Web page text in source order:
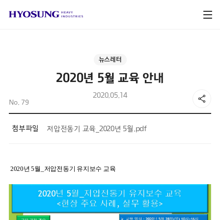
뉴스레터
2020년 5월 교육 안내
2020.05.14
No. 79
첨부파일 저압전동기 교육_2020년 5월.pdf
2020년 5월_저압전동기 유지보수 교육